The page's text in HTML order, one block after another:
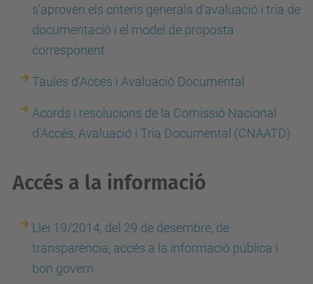
s'aproven els criteris generals d'avaluació i tria de
documentació i el model de proposta
corresponent
Taules d'Accés i Avaluació Documental
Acords i resolucions de la Comissió Nacional
d'Accés, Avaluació i Tria Documental (CNAATD)
Accés a la informació
Llei 19/2014, del 29 de desembre, de
transparència, accés a la informació pública i
bon govern